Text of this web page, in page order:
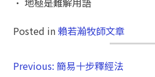
Posted in 賴若瀚牧師文章
Previous: 簡易十步釋經法